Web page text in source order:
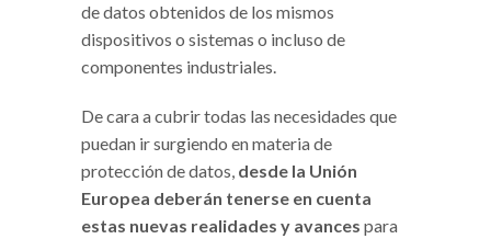
de datos obtenidos de los mismos
dispositivos o sistemas o incluso de
componentes industriales.
De cara a cubrir todas las necesidades que
puedan ir surgiendo en materia de
protección de datos, desde la Unión
Europea deberán tenerse en cuenta
estas nuevas realidades y avances para